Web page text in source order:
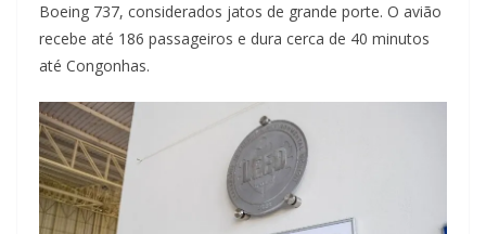
Boeing 737, considerados jatos de grande porte. O avião
recebe até 186 passageiros e dura cerca de 40 minutos
até Congonhas.